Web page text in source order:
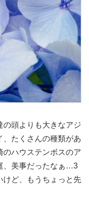
頭よりも大きなアジ
たくさんの種類があ
ハウステンボスのア
、美事だったなぁ…3
けど、もうちょっと先